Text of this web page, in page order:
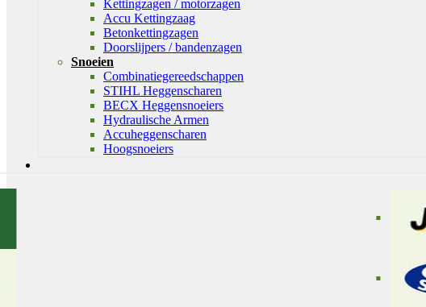
Kettingzagen / motorzagen
Accu Kettingzaag
Betonkettingzagen
Doorslijpers / bandenzagen
Snoeien
Combinatiegereedschappen
STIHL Heggenscharen
BECX Heggensnoeiers
Hydraulische Armen
Accuheggenscharen
Hoogsnoeiers